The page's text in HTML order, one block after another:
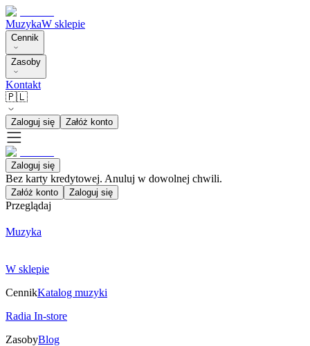
MuzykaW sklepie
Cennik
Zasoby
Kontakt
🇵🇱
Zaloguj się Załóż konto
Zaloguj się
Bez karty kredytowej. Anuluj w dowolnej chwili.
Załóż konto Zaloguj się
Przeglądaj
Muzyka
W sklepie
CennikKatalog muzyki
Radia In-store
ZasobyBlog